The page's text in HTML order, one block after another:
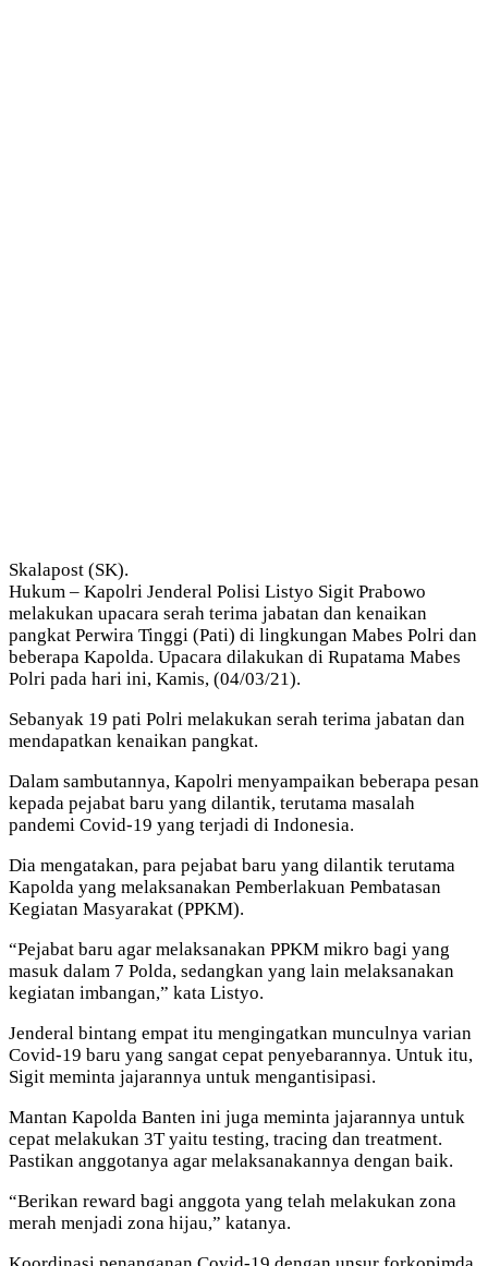
Skalapost (SK).
Hukum – Kapolri Jenderal Polisi Listyo Sigit Prabowo
melakukan upacara serah terima jabatan dan kenaikan
pangkat Perwira Tinggi (Pati) di lingkungan Mabes Polri dan
beberapa Kapolda. Upacara dilakukan di Rupatama Mabes
Polri pada hari ini, Kamis, (04/03/21).
Sebanyak 19 pati Polri melakukan serah terima jabatan dan
mendapatkan kenaikan pangkat.
Dalam sambutannya, Kapolri menyampaikan beberapa pesan
kepada pejabat baru yang dilantik, terutama masalah
pandemi Covid-19 yang terjadi di Indonesia.
Dia mengatakan, para pejabat baru yang dilantik terutama
Kapolda yang melaksanakan Pemberlakuan Pembatasan
Kegiatan Masyarakat (PPKM).
“Pejabat baru agar melaksanakan PPKM mikro bagi yang
masuk dalam 7 Polda, sedangkan yang lain melaksanakan
kegiatan imbangan,” kata Listyo.
Jenderal bintang empat itu mengingatkan munculnya varian
Covid-19 baru yang sangat cepat penyebarannya. Untuk itu,
Sigit meminta jajarannya untuk mengantisipasi.
Mantan Kapolda Banten ini juga meminta jajarannya untuk
cepat melakukan 3T yaitu testing, tracing dan treatment.
Pastikan anggotanya agar melaksanakannya dengan baik.
“Berikan reward bagi anggota yang telah melakukan zona
merah menjadi zona hijau,” katanya.